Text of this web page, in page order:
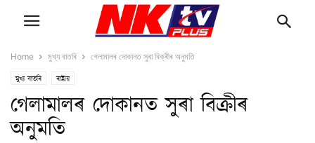
Home মুখ্য বাতৰি গেলামালৰ দোকানত সুৰা বিক্ৰীৰ অনুমতি
মুখ্য বাতৰি ৰাষ্ট্ৰীয়
গেলামালৰ দোকানত সুৰা বিক্ৰীৰ
অনুমতি